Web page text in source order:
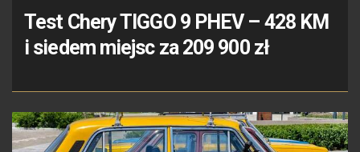
Test Chery TIGGO 9 PHEV – 428 KM
i siedem miejsc za 209 900 zł